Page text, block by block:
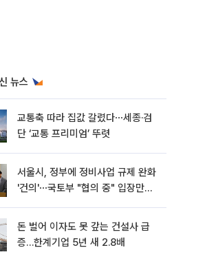
뉴스
교통축 따라 집값 갈렸다⋯세종·검
단 ‘교통 프리미엄’ 뚜렷
서울시, 정부에 정비사업 규제 완화
'건의'⋯국토부 "협의 중" 입장만
돈 벌어 이자도 못 갚는 건설사 급
증…한계기업 5년 새 2.8배